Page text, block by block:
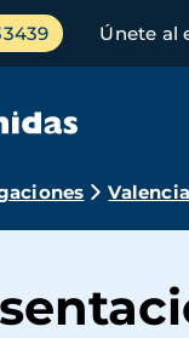
Únete al
Valencia